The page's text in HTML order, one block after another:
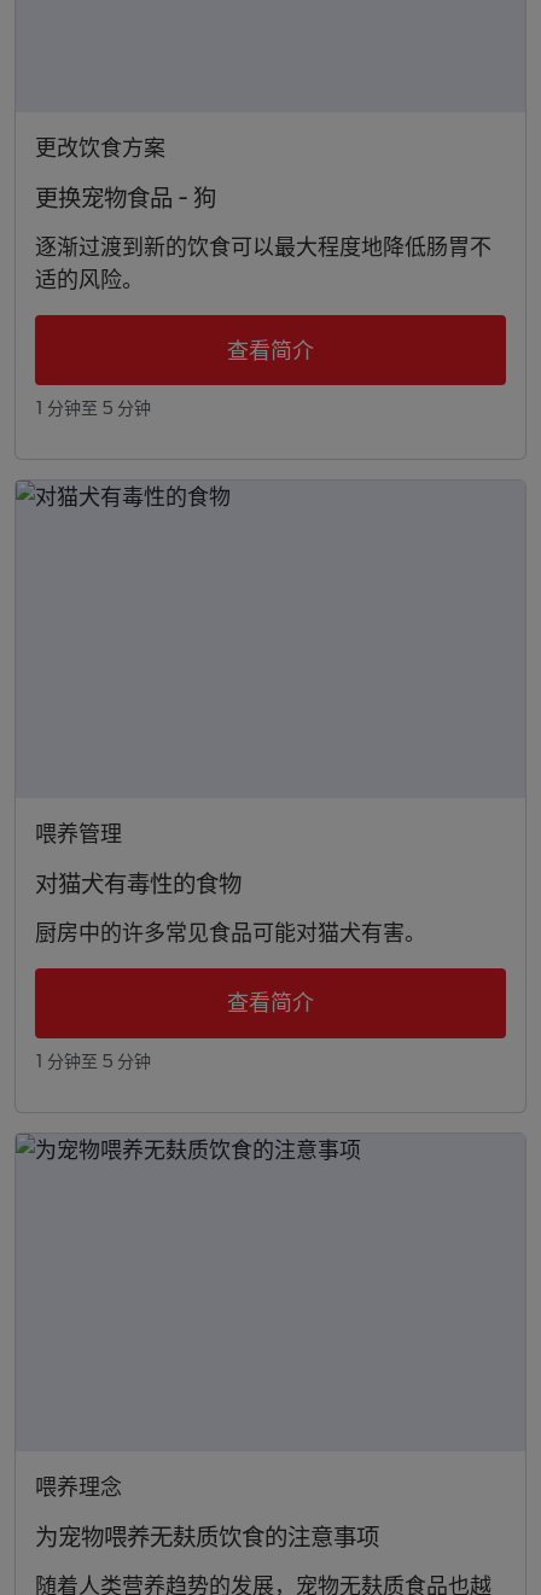
更改饮食方案
更换宠物食品 - 狗
逐渐过渡到新的饮食可以最大程度地降低肠胃不
适的风险。
查看简介
1 分钟至 5 分钟
喂养管理
对猫犬有毒性的食物
厨房中的许多常见食品可能对猫犬有害。
查看简介
1 分钟至 5 分钟
喂养理念
为宠物喂养无麸质饮食的注意事项
随着人类营养趋势的发展，宠物无麸质食品也越